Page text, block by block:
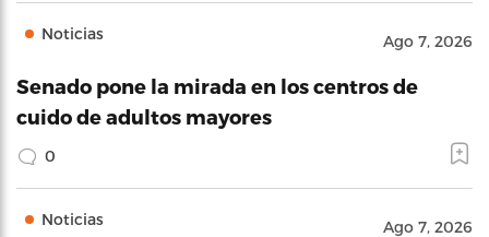
Noticias Ago 7, 2026
Senado pone la mirada en los centros de
cuido de adultos mayores
0
Noticias Ago 7, 2026